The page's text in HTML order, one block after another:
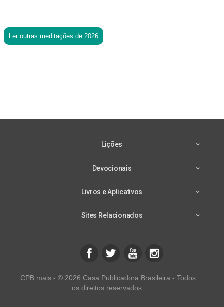
Ler outras meditações de 2026
Lições
Devocionais
Livros e Aplicativos
Sites Relacionados
CPB mais - © 2026 Casa Publicadora Brasileira - Todos
os direitos reservados.